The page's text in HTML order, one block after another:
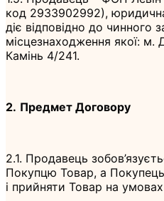
код 2933902992),
діє відповідно до чинного
місцезнаходження якої:
Камінь 4/241.
2. Предмет Договору
2.1. Продавець
Покупцю Товар, а Покупець
і прийняти Товар на